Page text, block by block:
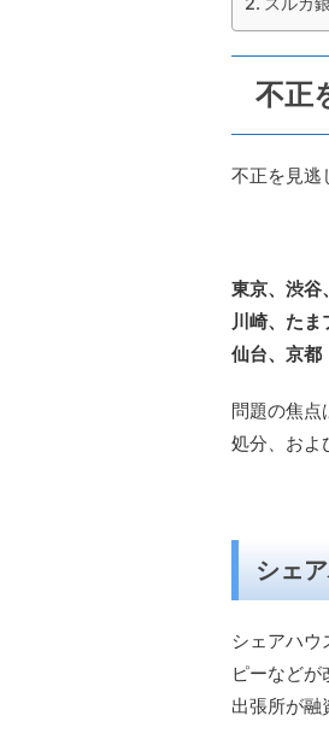
不正
不正を見逃
東京、渋谷
川崎、たま
仙台、京都
問題の焦点
処分、およ
シェ
シェアハウ
ピーなどが
出張所が融